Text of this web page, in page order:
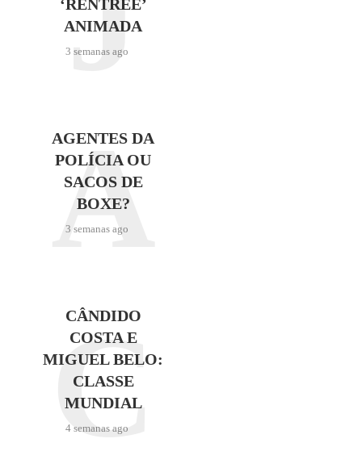
‘RENTRÉE’
ANIMADA
3 semanas ago
AGENTES DA
POLÍCIA OU
SACOS DE
BOXE?
3 semanas ago
A
CÂNDIDO
COSTA E
MIGUEL BELO:
CLASSE
MUNDIAL
4 semanas ago
C